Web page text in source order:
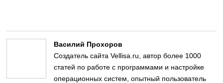
Василий Прохоров
Создатель сайта Vellisa.ru, автор более 1000
статей по работе с программами и настройке
операционных систем, опытный пользователь